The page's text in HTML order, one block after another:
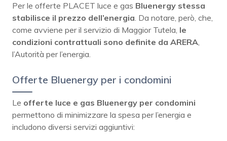
Per le offerte PLACET luce e gas Bluenergy stessa
stabilisce il prezzo dell’energia. Da notare, però, che,
come avviene per il servizio di Maggior Tutela, le
condizioni contrattuali sono definite da ARERA,
l’Autorità per l’energia.
Offerte Bluenergy per i condomini
Le offerte luce e gas Bluenergy per condomini
permettono di minimizzare la spesa per l’energia e
includono diversi servizi aggiuntivi: